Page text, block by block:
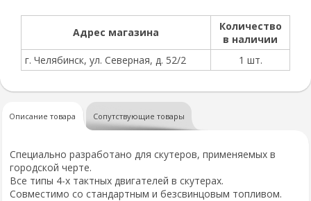
Адрес магазина
Количество
в наличии
г. Челябинск, ул. Северная, д. 52/2
1 шт.
Описание товара Сопутствующие товары
Специально разработано для скутеров, применяемых в
городской черте.
Все типы 4-х тактных двигателей в скутерах.
Совместимо со стандартным и безсвинцовым топливом.